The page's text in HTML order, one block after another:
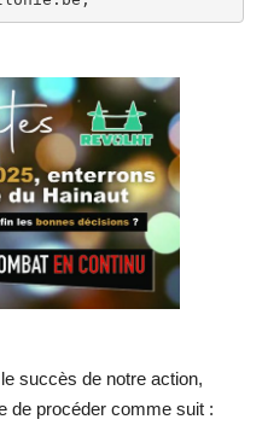
succès de notre action,
de procéder comme suit :